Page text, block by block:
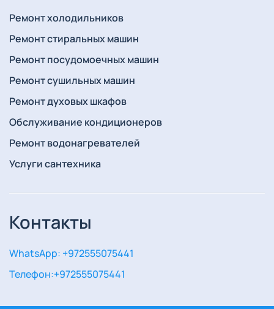
Ремонт холодильников
Ремонт стиральных машин
Ремонт посудомоечных машин
Ремонт сушильных машин
Ремонт духовых шкафов
Обслуживание кондиционеров
Ремонт водонагревателей
Услуги сантехника
Контакты
WhatsApp: +972555075441
Телефон:+972555075441